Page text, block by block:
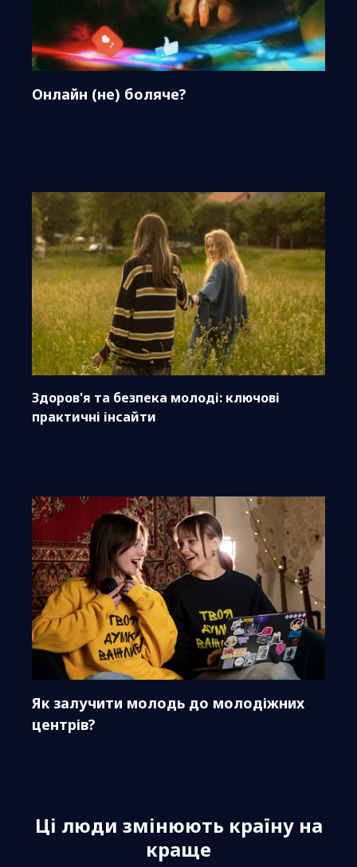
Онлайн (не) боляче?
Здоров'я та безпека молоді: ключові
практичні інсайти
Як залучити молодь до молодіжних
центрів?
Ці люди змінюють країну на
краще